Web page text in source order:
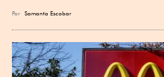
Por Samanta Escobar